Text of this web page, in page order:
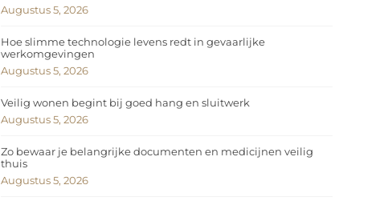
Augustus 5, 2026
Hoe slimme technologie levens redt in gevaarlijke
werkomgevingen
Augustus 5, 2026
Veilig wonen begint bij goed hang en sluitwerk
Augustus 5, 2026
Zo bewaar je belangrijke documenten en medicijnen veilig
thuis
Augustus 5, 2026